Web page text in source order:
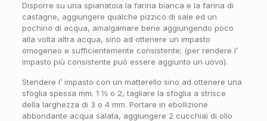
Disporre su una spianatoia la farina bianca e la farina di
castagne, aggiungere qualche pizzico di sale ed un
pochino di acqua, amalgamare bene aggiungendo poco
alla volta altra acqua, sino ad ottenere un impasto
omogeneo e sufficientemente consistente; (per rendere l’
impasto più consistente può essere aggiunto un uovo).
Stendere l’ impasto con un matterello sino ad ottenere una
sfoglia spessa mm. 1 ½ o 2, tagliare la sfoglia a strisce
della larghezza di 3 o 4 mm. Portare in ebollizione
abbondante acqua salata, aggiungere 2 cucchiai di olio